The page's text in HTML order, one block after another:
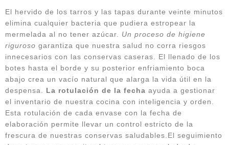
El hervido de los tarros y las tapas durante veinte minutos
elimina cualquier bacteria que pudiera estropear la
mermelada al no tener azúcar. Un proceso de higiene
riguroso garantiza que nuestra salud no corra riesgos
innecesarios con las conservas caseras. El llenado de los
botes hasta el borde y su posterior enfriamiento boca
abajo crea un vacío natural que alarga la vida útil en la
despensa. La rotulación de la fecha ayuda a gestionar
el inventario de nuestra cocina con inteligencia y orden.
Esta rotulación de cada envase con la fecha de
elaboración permite llevar un control estricto de la
frescura de nuestras conservas saludables.El seguimiento